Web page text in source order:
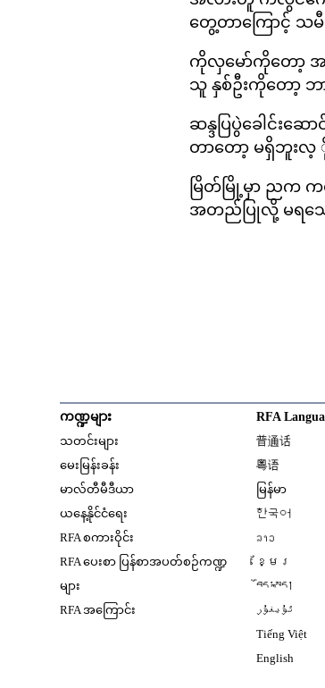
တွေ့တာကြောင့် သမီ
ကိုလှမော်ကိုတော့ အ
သူ နှစ်ဦးကိုတော့ ဘ
ဆန္ဒပြပွဲခေါင်း
တာတော့ မရှိဘူး
မြိတ်မြို့မှာ ညက က
အတည်ပြုလို့ မရသေ
ကဏ္ဍများ
သတင်းများ
မေးမြန်းခန်း
မာလ်တီမီဒီယာ
ယနေ့နိုင်ငံရေး
RFA စကားဝိုင်း
RFA ပေးစာ ပြန်စာအပတ်စဉ်ကဏ္ဍ
များ
RFA အကြောင်း
RFA
普通话
粤语
မြန်မာ
한국어
ລາວ
ខ្មែរ
བོད་སྐད།
ئۇيغۇر
Tiếng Việt
English